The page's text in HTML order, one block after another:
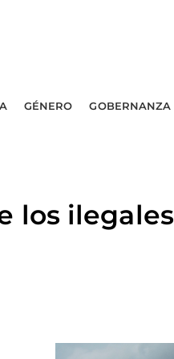
GÉNERO GOBERNANZA
los ilegales